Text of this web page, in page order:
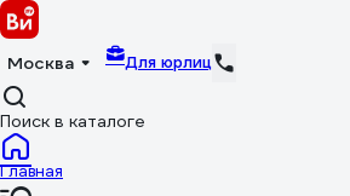
Москва Для юрлиц
Поиск в каталоге
Главная